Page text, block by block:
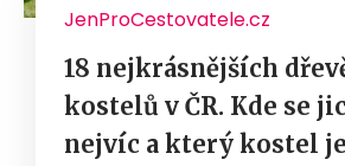
JenProCestovatele.cz
18 nejkrásnějších
kostelů v ČR. Kde se
nejvíc a který kostel je